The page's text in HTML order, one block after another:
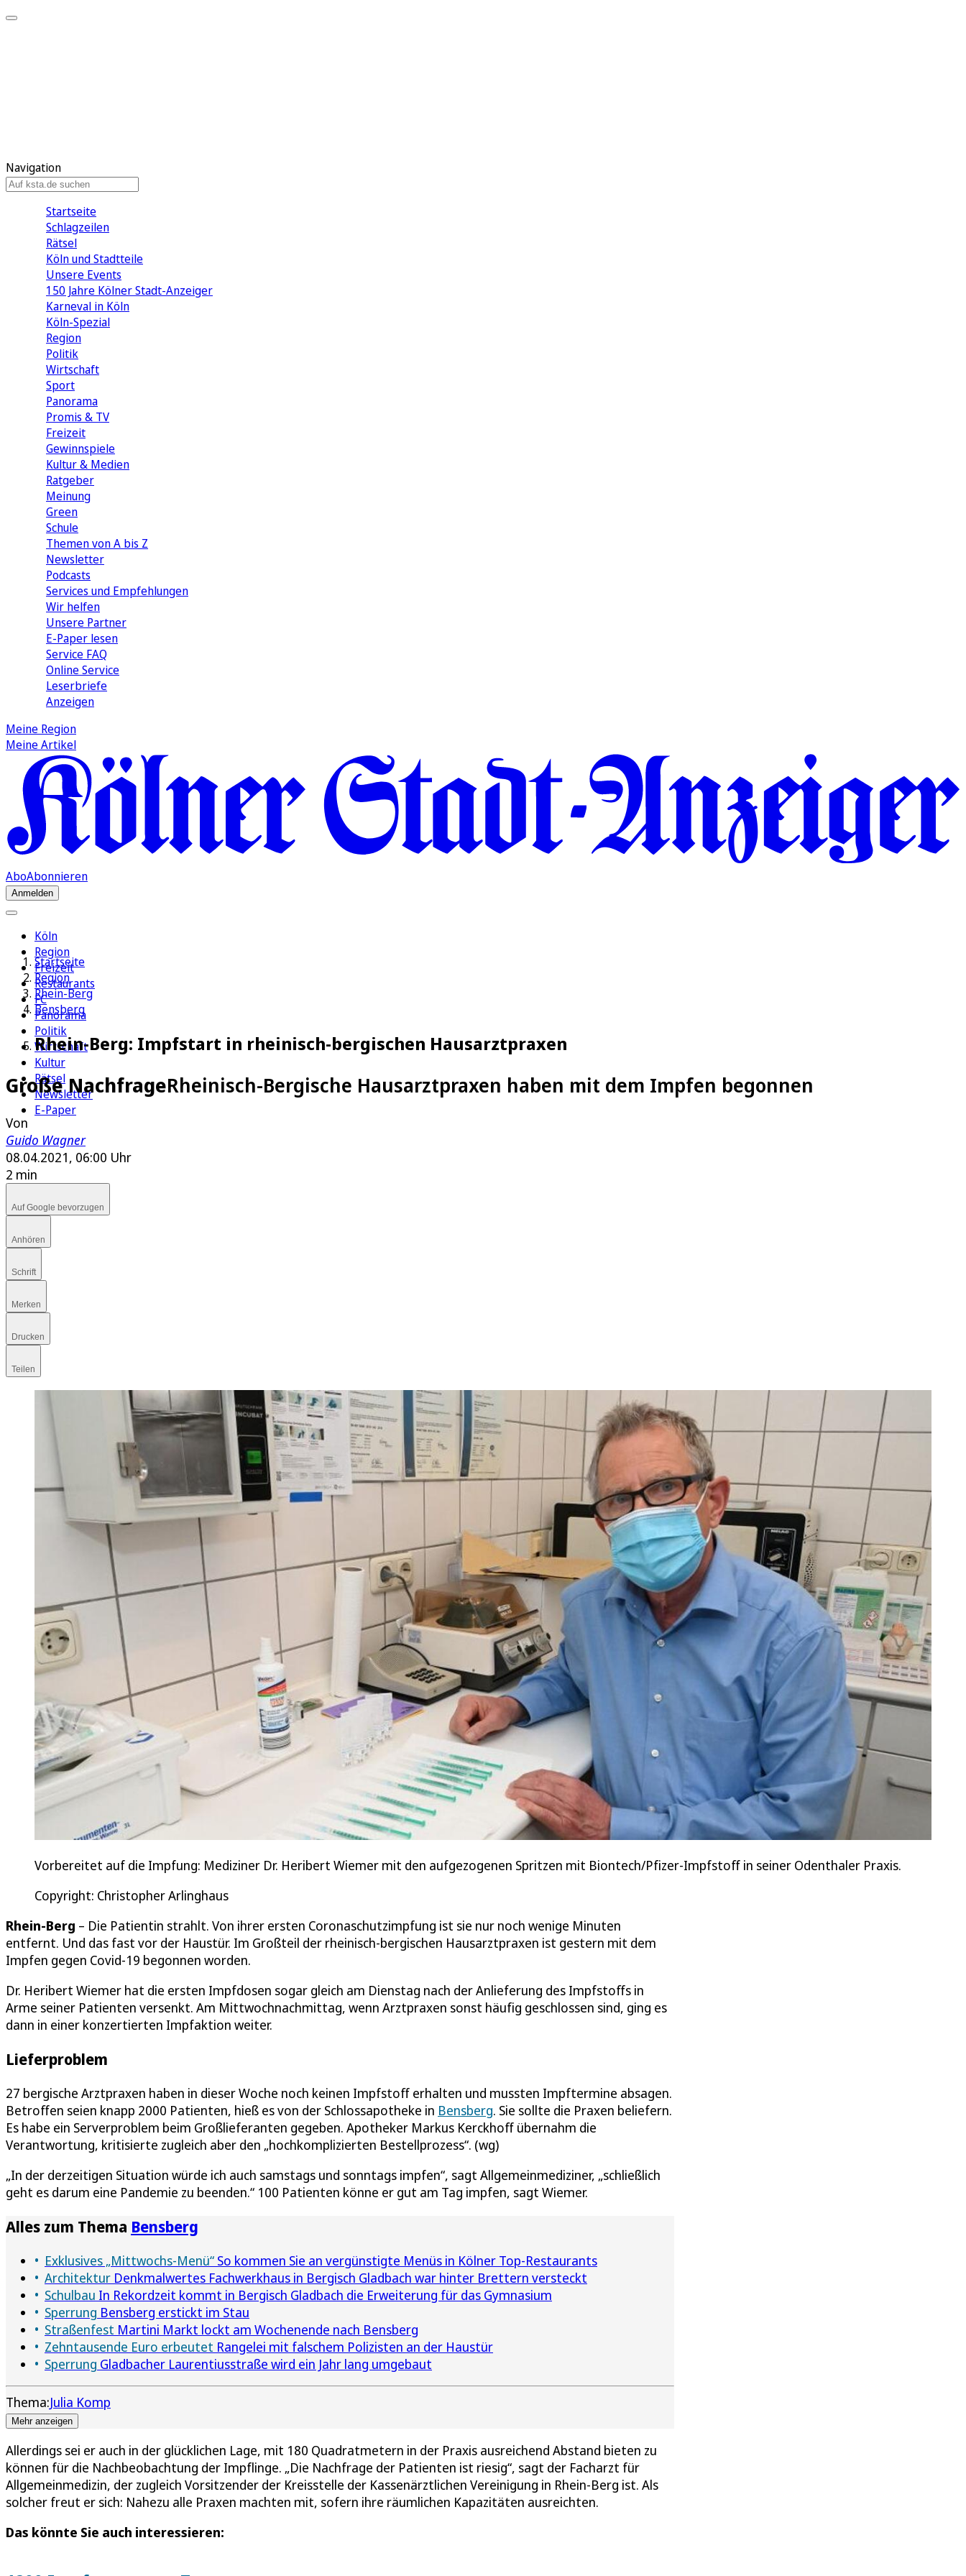
Navigation
Startseite
Schlagzeilen
Rätsel
Köln und Stadtteile
Unsere Events
150 Jahre Kölner Stadt-Anzeiger
Karneval in Köln
Köln-Spezial
Region
Politik
Wirtschaft
Sport
Panorama
Promis & TV
Freizeit
Gewinnspiele
Kultur & Medien
Ratgeber
Meinung
Green
Schule
Themen von A bis Z
Newsletter
Podcasts
Services und Empfehlungen
Wir helfen
Unsere Partner
E-Paper lesen
Service FAQ
Online Service
Leserbriefe
Anzeigen
Meine Region
Meine Artikel
AboAbonnieren
Anmelden
Köln
Region
Freizeit
Restaurants
FC
Panorama
Politik
Wirtschaft
Kultur
Rätsel
Newsletter
E-Paper
Startseite
Region
Rhein-Berg
Bensberg
Rhein-Berg: Impfstart in rheinisch-bergischen Hausarztpraxen
Große NachfrageRheinisch-Bergische Hausarztpraxen haben mit dem Impfen begonnen
Von
Guido Wagner
08.04.2021, 06:00 Uhr
2 min
Auf Google bevorzugen
Anhören
Schrift
Merken
Drucken
Teilen
Vorbereitet auf die Impfung: Mediziner Dr. Heribert Wiemer mit den aufgezogenen Spritzen mit Biontech/Pfizer-Impfstoff in seiner Odenthaler Praxis.
Copyright: Christopher Arlinghaus
Rhein-Berg – Die Patientin strahlt. Von ihrer ersten Coronaschutzimpfung ist sie nur noch wenige Minuten
entfernt. Und das fast vor der Haustür. Im Großteil der rheinisch-bergischen Hausarztpraxen ist gestern mit dem
Impfen gegen Covid-19 begonnen worden.
Dr. Heribert Wiemer hat die ersten Impfdosen sogar gleich am Dienstag nach der Anlieferung des Impfstoffs in
Arme seiner Patienten versenkt. Am Mittwochnachmittag, wenn Arztpraxen sonst häufig geschlossen sind, ging es
dann in einer konzertierten Impfaktion weiter.
Lieferproblem
27 bergische Arztpraxen haben in dieser Woche noch keinen Impfstoff erhalten und mussten Impftermine absagen.
Betroffen seien knapp 2000 Patienten, hieß es von der Schlossapotheke in Bensberg. Sie sollte die Praxen beliefern.
Es habe ein Serverproblem beim Großlieferanten gegeben. Apotheker Markus Kerckhoff übernahm die
Verantwortung, kritisierte zugleich aber den „hochkomplizierten Bestellprozess“. (wg)
„In der derzeitigen Situation würde ich auch samstags und sonntags impfen“, sagt Allgemeinmediziner, „schließlich
geht es darum eine Pandemie zu beenden.“ 100 Patienten könne er gut am Tag impfen, sagt Wiemer.
Alles zum Thema Bensberg
Exklusives „Mittwochs-Menü“ So kommen Sie an vergünstigte Menüs in Kölner Top-Restaurants
Architektur Denkmalwertes Fachwerkhaus in Bergisch Gladbach war hinter Brettern versteckt
Schulbau In Rekordzeit kommt in Bergisch Gladbach die Erweiterung für das Gymnasium
Sperrung Bensberg erstickt im Stau
Straßenfest Martini Markt lockt am Wochenende nach Bensberg
Zehntausende Euro erbeutet Rangelei mit falschem Polizisten an der Haustür
Sperrung Gladbacher Laurentiusstraße wird ein Jahr lang umgebaut
Thema:Julia Komp
Mehr anzeigen
Allerdings sei er auch in der glücklichen Lage, mit 180 Quadratmetern in der Praxis ausreichend Abstand bieten zu
können für die Nachbeobachtung der Impflinge. „Die Nachfrage der Patienten ist riesig“, sagt der Facharzt für
Allgemeinmedizin, der zugleich Vorsitzender der Kreisstelle der Kassenärztlichen Vereinigung in Rhein-Berg ist. Als
solcher freut er sich: Nahezu alle Praxen machten mit, sofern ihre räumlichen Kapazitäten ausreichten.
Das könnte Sie auch interessieren: